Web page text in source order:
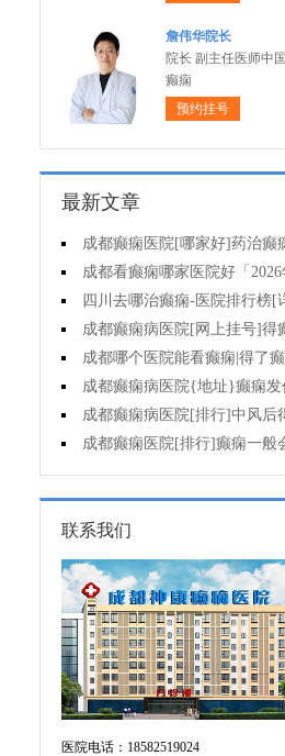
詹伟华院长
院长 副主任医师中
癫痫
预约挂号
最新文章
成都癫痫医院[哪家好]药治癫
病怎么效果好?
成都看癫痫哪家医院好「2026
度公布」立冬后癫痫病人应多注
什么?
四川去哪治癫痫-医院排行榜[
细排名]四川哪儿能有效治疗癫痫
成都癫痫病医院[网上挂号]得
痫的女性母乳喂养时要注意什么?
成都哪个医院能看癫痫|得了
会有什么症状?
成都癫痫病医院{地址}癫痫发
跟哪些因素有关?
成都癫痫病医院[排行]中风后
的癫痫能治吗
成都癫痫医院[排行]癫痫一般
出现哪些症状?
联系我们
医院电话：18582519024